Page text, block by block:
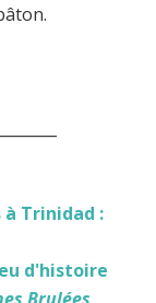
Trinidad :
d'histoire